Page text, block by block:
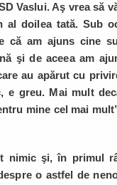
Vaslui. Aş vrea să
al doilea tată. Sub
că am ajuns cine
şi de aceea am
au apărut cu
greu. Mai mult
mine cel mai
nimic şi, în primul
o astfel de